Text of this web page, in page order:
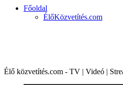
Főoldal
ÉlőKözvetítés.com
Élő közvetítés.com - TV | Videó |